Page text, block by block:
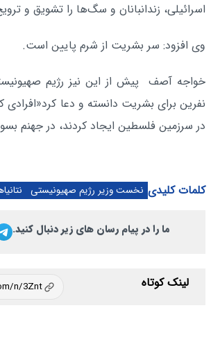
اسرائیلی، زندانبانان و سگ‌ها را تشویق و
وی افزود: سر بشریت از شرم پایین است.
خواجه آصف پیش از این نیز رژیم
نفرین برای بشریت دانسته و دعا کرد«افرادی
در سرزمین فلسطین ایجاد کردند، در جهنم
کلمات کلیدی نخست وزیر رژیم صهیونیستی
ما را در پیام رسان های زیر دنبال کنید.
لینک کوتاه